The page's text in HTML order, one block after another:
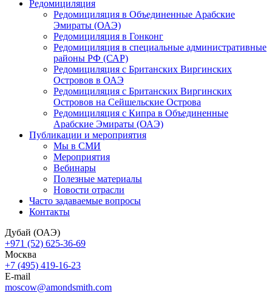
Редомициляция
Редомициляция в Объединенные Арабские
Эмираты (ОАЭ)
Редомициляция в Гонконг
Редомициляция в специальные административные
районы РФ (САР)
Редомициляция с Британских Виргинских
Островов в ОАЭ
Редомициляция с Британских Виргинских
Островов на Сейшельские Острова
Редомициляция с Кипра в Объединенные
Арабские Эмираты (ОАЭ)
Публикации и мероприятия
Мы в СМИ
Мероприятия
Вебинары
Полезные материалы
Новости отрасли
Часто задаваемые вопросы
Контакты
Дубай (ОАЭ)
+971 (52) 625-36-69
Москва
+7 (495) 419-16-23
E-mail
moscow@amondsmith.com